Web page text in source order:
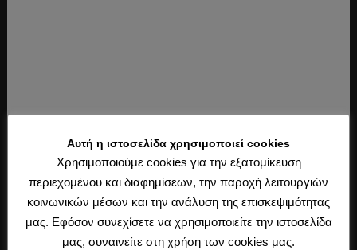
Αυτή η ιστοσελίδα χρησιμοποιεί cookies
Χρησιμοποιούμε cookies για την εξατομίκευση
περιεχομένου και διαφημίσεων, την παροχή λειτουργιών
κοινωνικών μέσων και την ανάλυση της επισκεψιμότητας
μας. Εφόσον συνεχίσετε να χρησιμοποιείτε την ιστοσελίδα
μας, συναινείτε στη χρήση των cookies μας.